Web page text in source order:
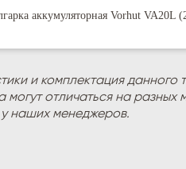
аккумуляторная Vorhut VA20L
и комплектация
могут отличаться на
у наших менеджеров.